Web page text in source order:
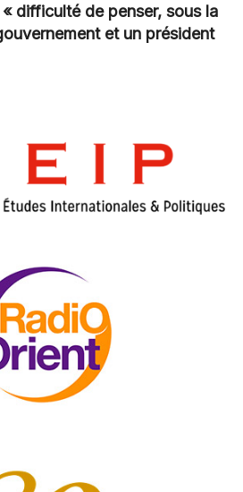
difficulté de penser, sous la
et un président